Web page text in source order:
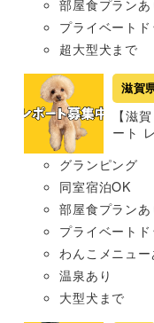
部屋食プランあ
プライベート
超大型犬まで
滋賀
【滋
ート
グランピング
同室宿泊OK
部屋食プランあ
プライベート
わんこメニュー
温泉あり
大型犬まで